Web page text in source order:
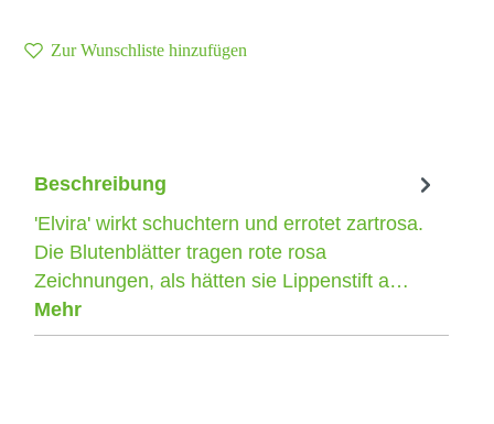
Zur Wunschliste hinzufügen
Beschreibung
'Elvira' wirkt schuchtern und errotet zartrosa.
Die Blutenblätter tragen rote rosa
Zeichnungen, als hätten sie Lippenstift a…
Mehr